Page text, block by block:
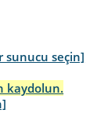
sunucu seçin]
kaydolun.